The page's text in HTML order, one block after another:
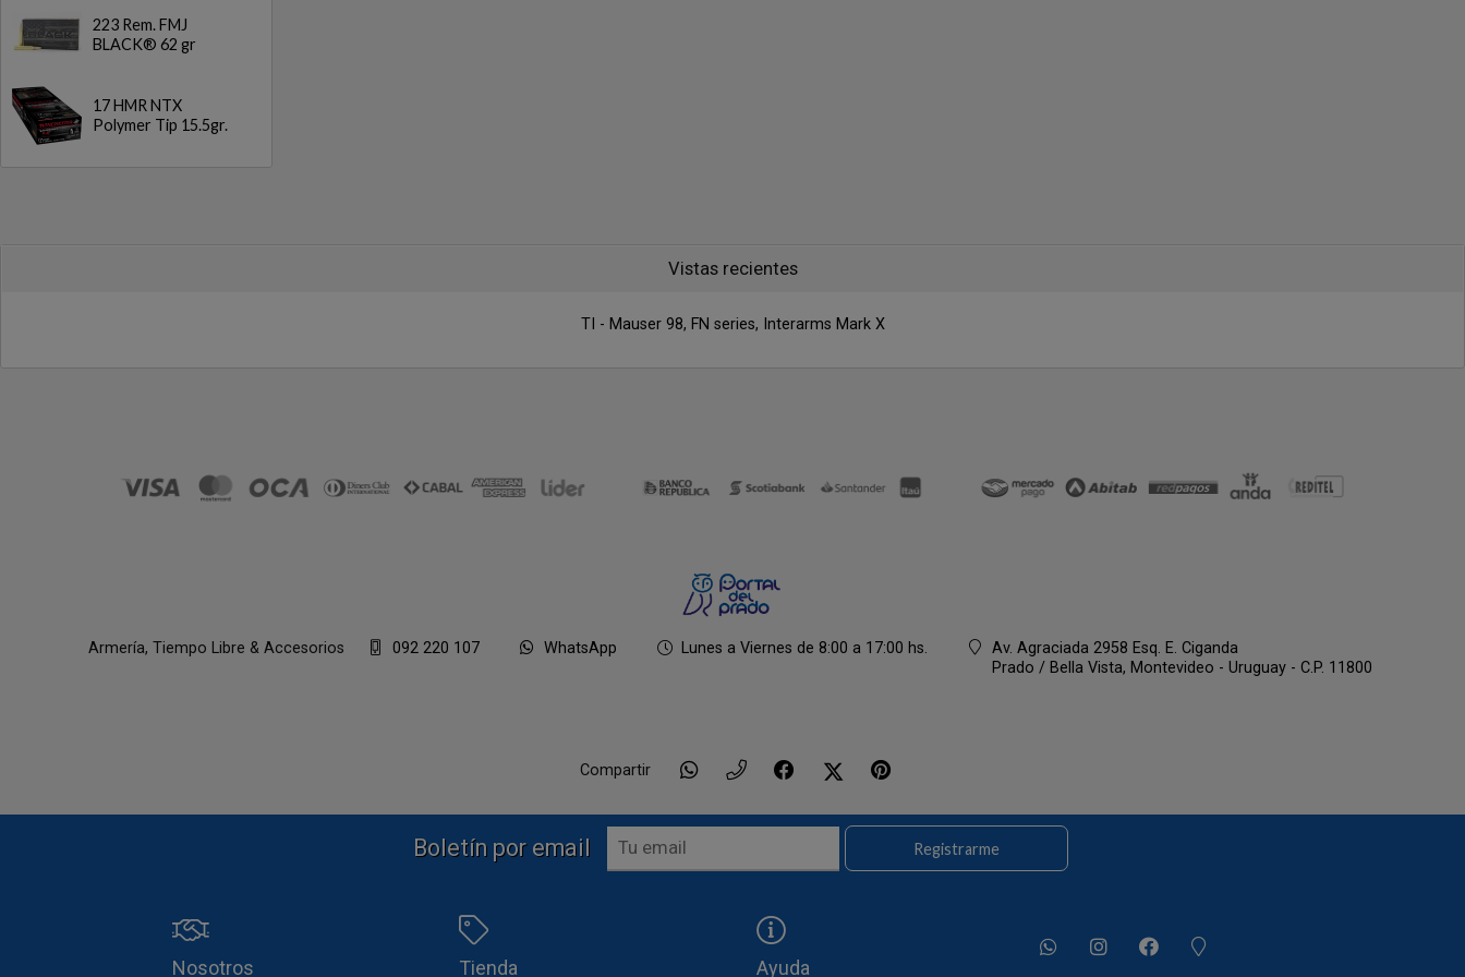
223 Rem. FMJ
BLACK® 62 gr
17 HMR NTX
Polymer Tip 15.5gr.
Vistas recientes
TI - Mauser 98, FN series, Interarms Mark X
Armería, Tiempo Libre & Accesorios 092 220 107 WhatsApp Lunes a Viernes de 8:00 a 17:00 hs.
Av. Agraciada 2958 Esq. E. Ciganda
Prado / Bella Vista, Montevideo - Uruguay - C.P. 11800
Compartir
Boletín por email Registrarme
Nosotros Tienda Ayuda